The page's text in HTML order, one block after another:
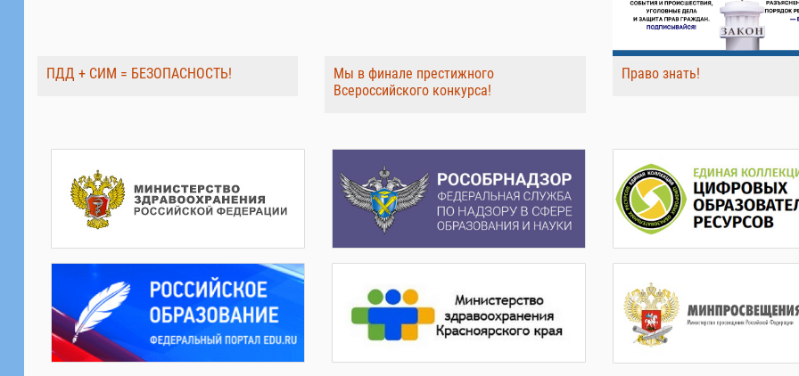
ПДД + СИМ = БЕЗОПАСНОСТЬ!
Мы в финале престижного
Всероссийского конкурса!
Право знать!